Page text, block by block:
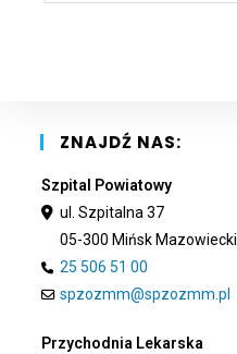
ZNAJDŹ NAS:
Szpital Powiatowy
ul. Szpitalna 37
05-300 Mińsk Mazowiecki
25 506 51 00
spzozmm@spzozmm.pl
Przychodnia Lekarska